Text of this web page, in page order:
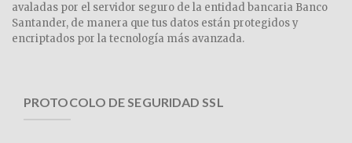
avaladas por el servidor seguro de la entidad bancaria Banco
Santander, de manera que tus datos están protegidos y
encriptados por la tecnología más avanzada.
PROTOCOLO DE SEGURIDAD SSL